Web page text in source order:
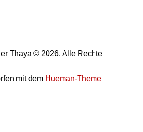
Thaya © 2026. Alle Rechte
mit dem Hueman-Theme